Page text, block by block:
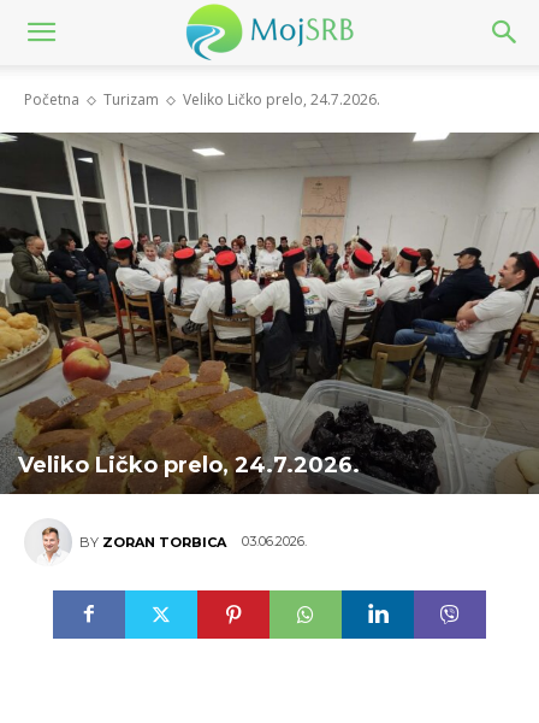
Početna Turizam Veliko Ličko prelo, 24.7.2026.
Veliko Ličko prelo, 24.7.2026.
BY ZORAN TORBICA 03.06.2026.